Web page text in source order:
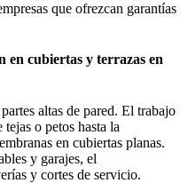
que ofrezcan garantías
cubiertas y terrazas en
altas de pared. El trabajo
o petos hasta la
en cubiertas planas.
y garajes, el
y cortes de servicio.